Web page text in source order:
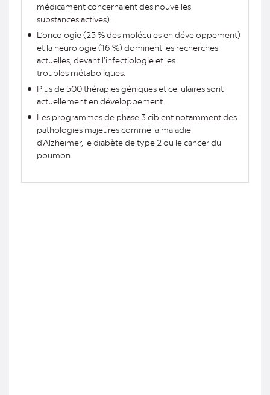
médicament concernaient des nouvelles
substances actives).
L’oncologie (25 % des molécules en développement)
et la neurologie (16 %) dominent les recherches
actuelles, devant l’infectiologie et les
troubles métaboliques.
Plus de 500 thérapies géniques et cellulaires sont
actuellement en développement.
Les programmes de phase 3 ciblent notamment des
pathologies majeures comme la maladie
d’Alzheimer, le diabète de type 2 ou le cancer du
poumon.